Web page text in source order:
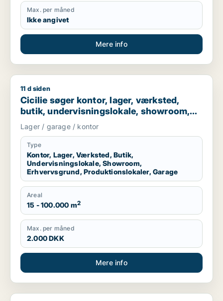
Max. per måned
Ikke angivet
Mere info
Cicilie søger kontor, lager, værksted, butik,
11 d siden
Cicilie søger kontor, lager, værksted,
butik, undervisningslokale, showroom,
erhvervsgrund, produktionslokaler eller
garage til leje i Region Sjælland eller
Nordsjælland
Lager / garage / kontor
Type
Kontor, Lager, Værksted, Butik,
Undervisningslokale, Showroom,
Erhvervsgrund, Produktionslokaler, Garage
Areal
15 - 100.000 m2
Max. per måned
2.000 DKK
Mere info